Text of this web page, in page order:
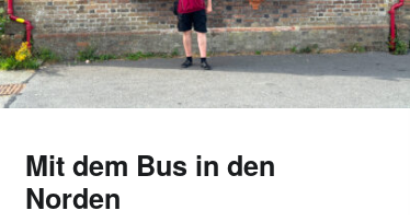
Mit dem Bus in den
Norden